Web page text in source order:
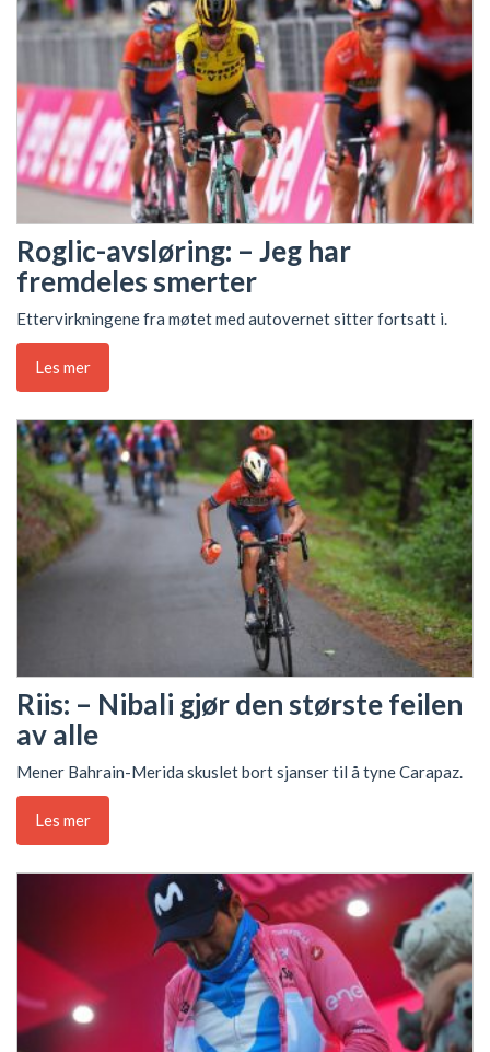
Roglic-avsløring: – Jeg har
fremdeles smerter
Ettervirkningene fra møtet med autovernet sitter fortsatt i.
Les mer
Riis: – Nibali gjør den største feilen
av alle
Mener Bahrain-Merida skuslet bort sjanser til å tyne Carapaz.
Les mer